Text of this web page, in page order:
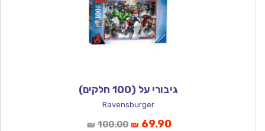
גיבורי על (100 חלקים)
Ravensburger
₪ 100.00המחיר
₪ 69.90המחיר